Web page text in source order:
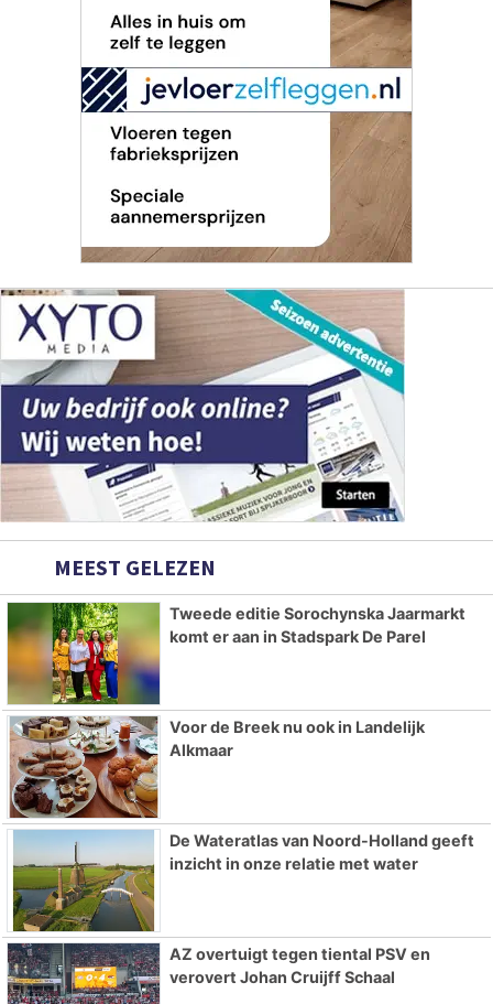
MEEST GELEZEN
Tweede editie Sorochynska Jaarmarkt
komt er aan in Stadspark De Parel
Voor de Breek nu ook in Landelijk
Alkmaar
De Wateratlas van Noord-Holland geeft
inzicht in onze relatie met water
AZ overtuigt tegen tiental PSV en
verovert Johan Cruijff Schaal